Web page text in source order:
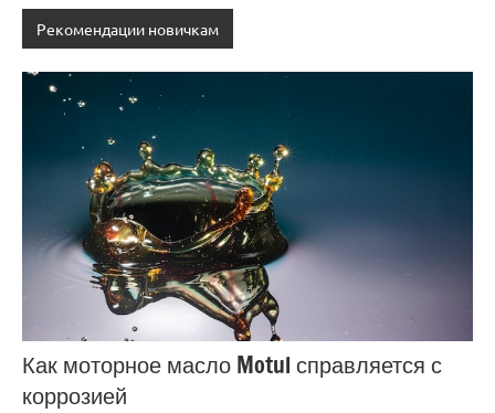
Рекомендации новичкам
Как моторное масло Motul справляется с
коррозией